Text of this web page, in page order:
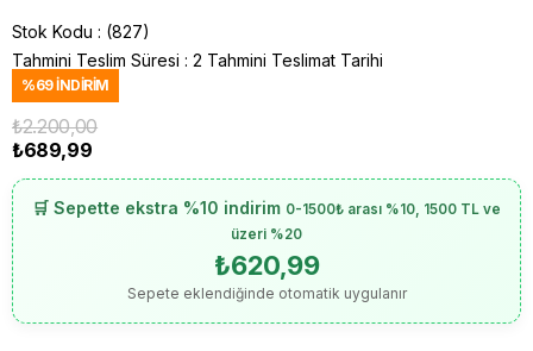
Stok Kodu
(827)
Tahmini Teslim Süresi : 2 Tahmini Teslimat Tarihi
%69İNDIRIM
₺2.200,00
₺689,99
🛒 Sepette ekstra %10 indirim 0-1500₺ arası %10, 1500 TL ve
üzeri %20
₺620,99
Sepete eklendiğinde otomatik uygulanır